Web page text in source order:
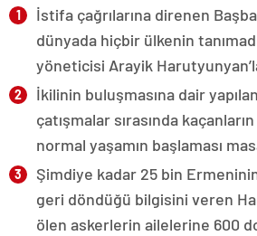
İstifa çağrılarına direnen
dünyada hiçbir ülkenin
yöneticisi Arayik
İkilinin buluşmasına dair
çatışmalar sırasında
normal yaşamın başlaması
Şimdiye kadar 25 bin Ermeninin
geri döndüğü bilgisini veren
ölen askerlerin ailelerine 600